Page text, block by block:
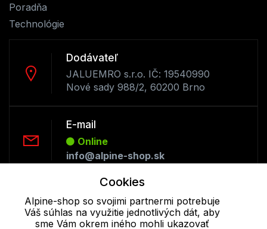
Poradňa
Technológie
Dodávateľ
JALUEMRO s.r.o. IČ: 19540990
Nové sady 988/2, 60200 Brno
E-mail
Online
info@alpine-shop.sk
Offline
+421 277 270 053
Cookies
Alpine-shop so svojimi partnermi potrebuje
Váš súhlas na využitie jednotlivých dát, aby
sme Vám okrem iného mohli ukazovať